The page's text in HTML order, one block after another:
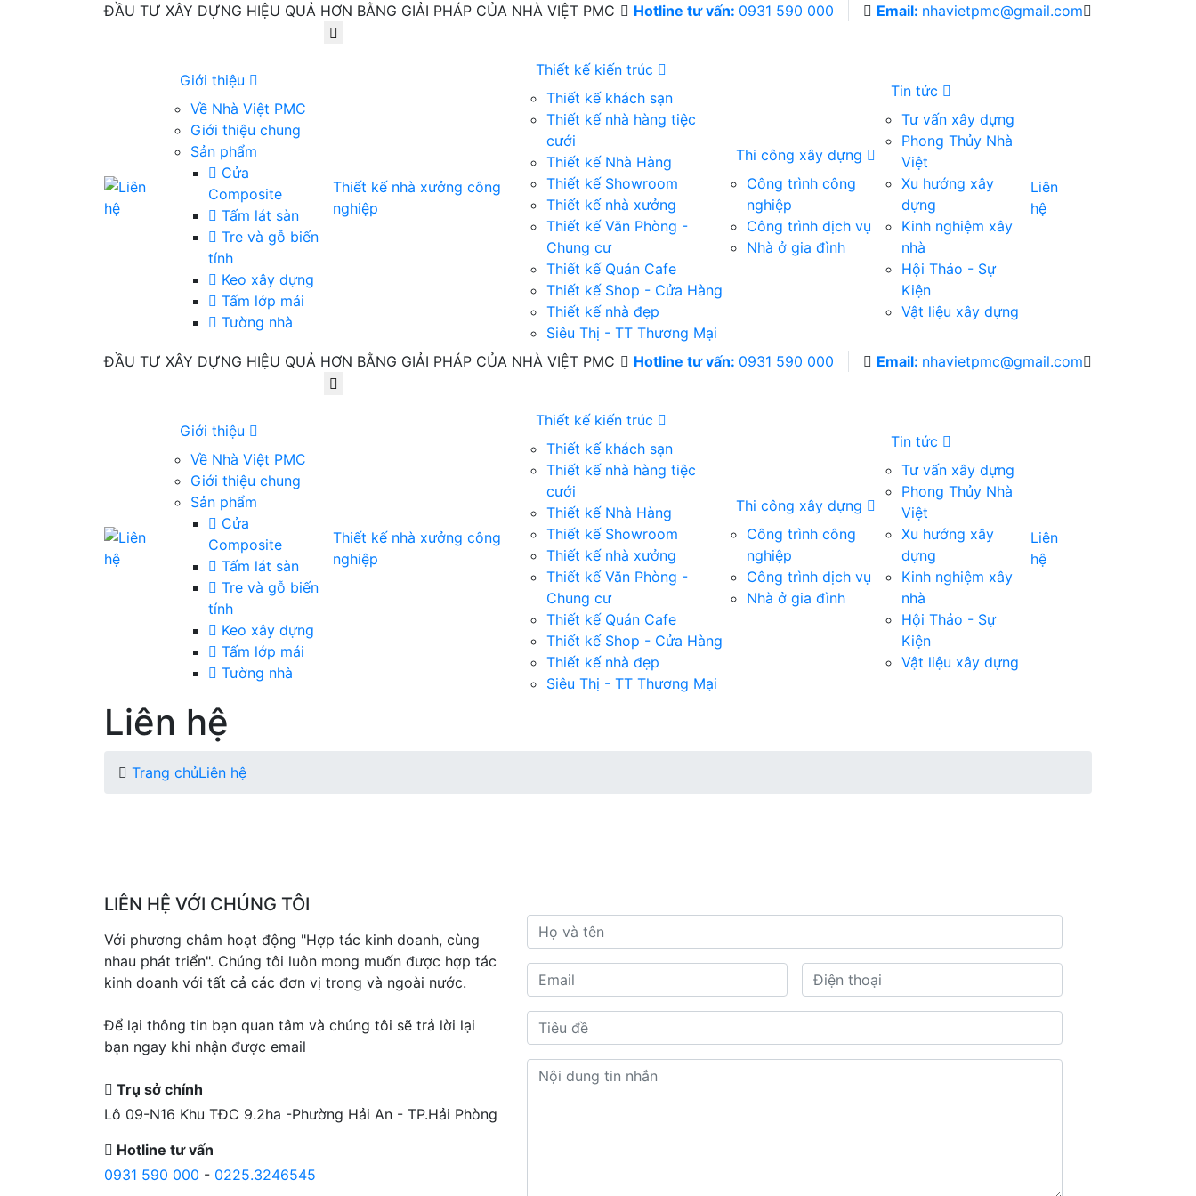
ĐẦU TƯ XÂY DỰNG HIỆU QUẢ HƠN BẰNG GIẢI PHÁP CỦA NHÀ VIỆT PMC Hotline tư vấn: 0931 590 000 Email: nhavietpmc@gmail.com
Giới thiệu
Về Nhà Việt PMC
Giới thiệu chung
Sản phẩm
Cửa
Composite
Tấm lát sàn
Tre và gỗ biến
tính
Keo xây dựng
Tấm lớp mái
Tường nhà
Thiết kế nhà xưởng công
nghiệp
Thiết kế kiến trúc
Thiết kế khách sạn
Thiết kế nhà hàng tiệc
cưới
Thiết kế Nhà Hàng
Thiết kế Showroom
Thiết kế nhà xưởng
Thiết kế Văn Phòng -
Chung cư
Thiết kế Quán Cafe
Thiết kế Shop - Cửa Hàng
Thiết kế nhà đẹp
Siêu Thị - TT Thương Mại
Thi công xây dựng
Công trình công
nghiệp
Công trình dịch vụ
Nhà ở gia đình
Tin tức
Tư vấn xây dựng
Phong Thủy Nhà
Việt
Xu hướng xây
dựng
Kinh nghiệm xây
nhà
Hội Thảo - Sự
Kiện
Vật liệu xây dựng
Liên
hệ
ĐẦU TƯ XÂY DỰNG HIỆU QUẢ HƠN BẰNG GIẢI PHÁP CỦA NHÀ VIỆT PMC Hotline tư vấn: 0931 590 000 Email: nhavietpmc@gmail.com
Giới thiệu
Về Nhà Việt PMC
Giới thiệu chung
Sản phẩm
Cửa
Composite
Tấm lát sàn
Tre và gỗ biến
tính
Keo xây dựng
Tấm lớp mái
Tường nhà
Thiết kế nhà xưởng công
nghiệp
Thiết kế kiến trúc
Thiết kế khách sạn
Thiết kế nhà hàng tiệc
cưới
Thiết kế Nhà Hàng
Thiết kế Showroom
Thiết kế nhà xưởng
Thiết kế Văn Phòng -
Chung cư
Thiết kế Quán Cafe
Thiết kế Shop - Cửa Hàng
Thiết kế nhà đẹp
Siêu Thị - TT Thương Mại
Thi công xây dựng
Công trình công
nghiệp
Công trình dịch vụ
Nhà ở gia đình
Tin tức
Tư vấn xây dựng
Phong Thủy Nhà
Việt
Xu hướng xây
dựng
Kinh nghiệm xây
nhà
Hội Thảo - Sự
Kiện
Vật liệu xây dựng
Liên
hệ
Liên hệ
Trang chủLiên hệ
LIÊN HỆ VỚI CHÚNG TÔI
Với phương châm hoạt động "Hợp tác kinh doanh, cùng
nhau phát triển". Chúng tôi luôn mong muốn được hợp tác
kinh doanh với tất cả các đơn vị trong và ngoài nước.
Để lại thông tin bạn quan tâm và chúng tôi sẽ trả lời lại
bạn ngay khi nhận được email
Trụ sở chính
Lô 09-N16 Khu TĐC 9.2ha -Phường Hải An - TP.Hải Phòng
Hotline tư vấn
0931 590 000 - 0225.3246545